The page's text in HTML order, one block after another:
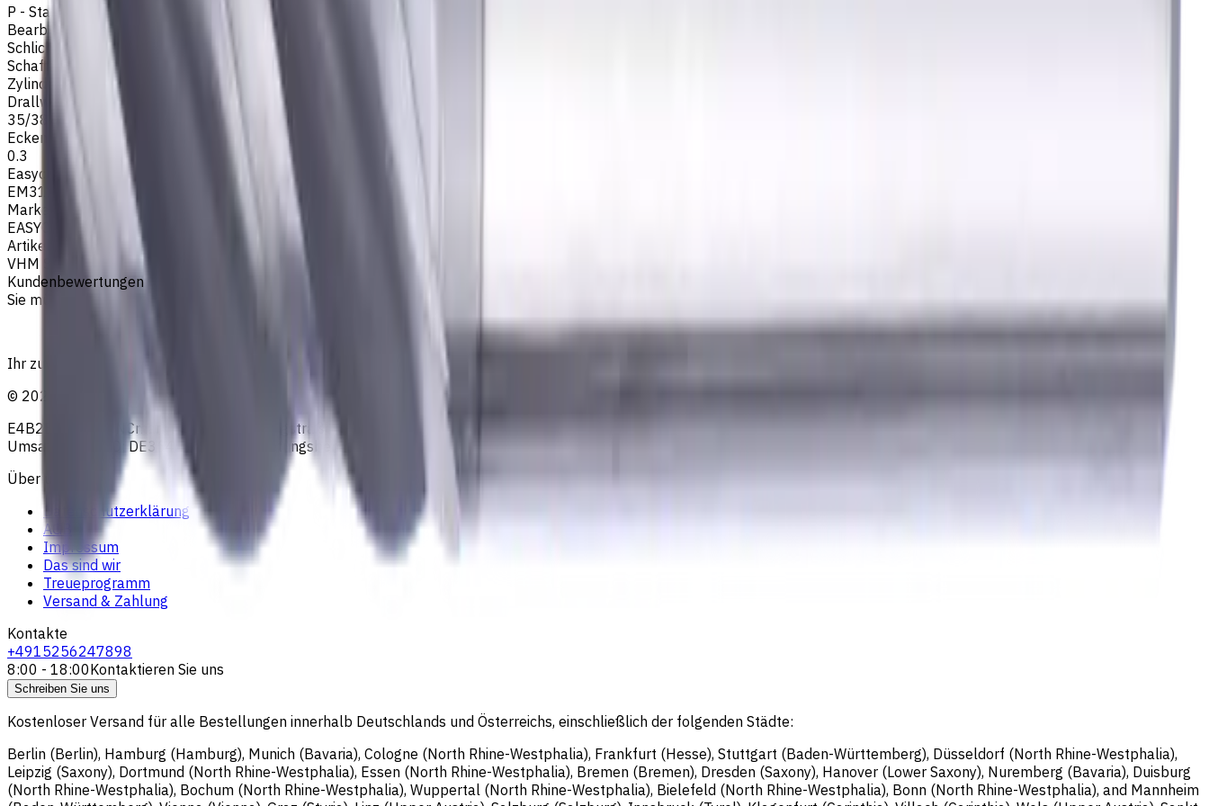
P - Stahl
Bearbeitungsart
Schlichtfräsen
Schruppfräsen Nutenfräsen
Schafttyp
Zylinderschaft
Drallwinkel
35/38
Eckenradius, mm
0.3
Easycut Serie
EM311
Marke
EASYCUT
Artikeltyp
VHM Schaftfräsern
Kundenbewertungen
Sie müssen eingeloggt sein, um eine Bewertung abzugeben.
Ihr zuverlässiger Lieferant von Werkzeugen, Verbrauchsmaterialien und Kühlschmierstoffen für CNC-Werkzeugmaschinen in der Metallbearbeitung
© 2023
E4B2B Gmbh (CNCmarket.de); Heisenbergstraße 5, 10587, Berlin, Deutschland; Registergericht: Amtsgericht Charlottenburg; Handelsregisternummer: HRB 258196 B;
Umsatzsteuer-ID: DE364343215; Vertretungsberechtigter Geschäftsführer: Sergey Sysoev
Über uns
Datenschutzerklärung
AGB
Impressum
Das sind wir
Treueprogramm
Versand & Zahlung
Kontakte
+4915256247898
8:00 - 18:00Kontaktieren Sie uns
Schreiben Sie uns
Kostenloser Versand für alle Bestellungen innerhalb Deutschlands und Österreichs, einschließlich der folgenden Städte:
Berlin (Berlin), Hamburg (Hamburg), Munich (Bavaria), Cologne (North Rhine-Westphalia), Frankfurt (Hesse), Stuttgart (Baden-Württemberg), Düsseldorf (North Rhine-Westphalia),
Leipzig (Saxony), Dortmund (North Rhine-Westphalia), Essen (North Rhine-Westphalia), Bremen (Bremen), Dresden (Saxony), Hanover (Lower Saxony), Nuremberg (Bavaria), Duisburg
(North Rhine-Westphalia), Bochum (North Rhine-Westphalia), Wuppertal (North Rhine-Westphalia), Bielefeld (North Rhine-Westphalia), Bonn (North Rhine-Westphalia), and Mannheim